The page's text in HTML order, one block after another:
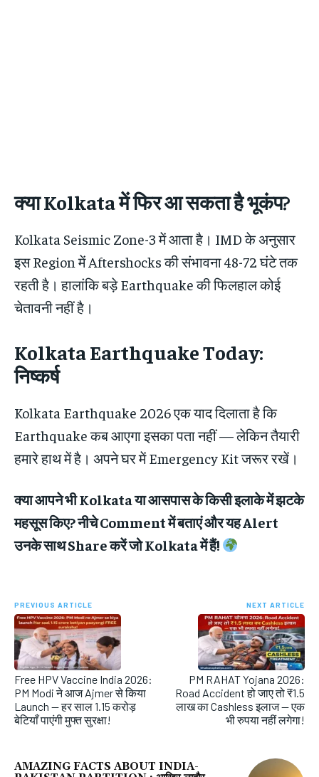
क्या Kolkata में फिर आ सकता है भूकंप?
Kolkata Seismic Zone-3 में आता है। IMD के अनुसार
इस Region में Aftershocks की संभावना 48-72 घंटे तक
रहती है। हालांकि बड़े Earthquake की फिलहाल कोई
चेतावनी नहीं है।
Kolkata Earthquake Today:
निष्कर्ष
Kolkata Earthquake 2026 एक याद दिलाता है कि
Earthquake कब आएगा इसका पता नहीं — लेकिन तैयारी
हमारे हाथ में है। अपने घर में Emergency Kit जरूर रखें।
क्या आपने भी Kolkata या आसपास के किसी इलाके में झटके
महसूस किए? नीचे Comment में बताएं और यह Alert
उनके साथ Share करें जो Kolkata में हैं!
PREVIOUS ARTICLE
Free HPV Vaccine India 2026:
PM Modi ने आज Ajmer से किया
Launch — हर साल 1.15 करोड़
बेटियाँ पाएंगी मुफ्त सुरक्षा!
NEXT ARTICLE
PM RAHAT Yojana 2026:
Road Accident हो जाए तो ₹1.5
लाख का Cashless इलाज — एक
भी रुपया नहीं लगेगा!
AMAZING FACTS ABOUT INDIA-